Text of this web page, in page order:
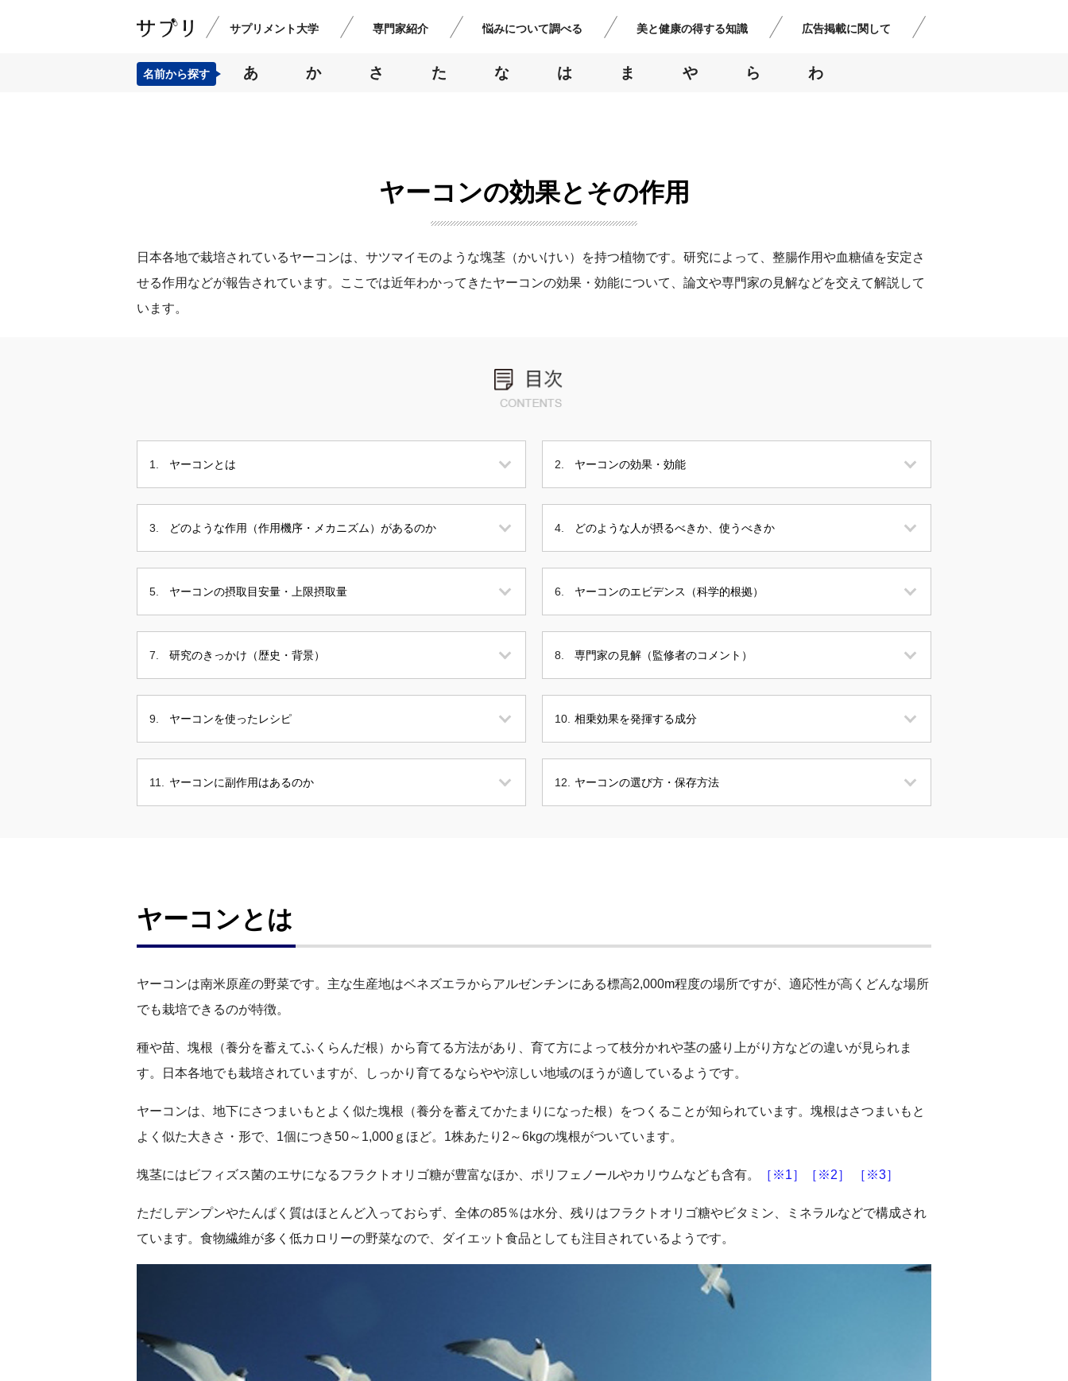
サプリメント大学 専門家紹介 悩みについて調べる 美と健康の得する知識 広告掲載に関して
名前から探す あ か さ た な は ま や ら わ
ヤーコンの効果とその作用
日本各地で栽培されているヤーコンは、サツマイモのような塊茎（かいけい）を持つ植物です。研究によって、整腸作用や血糖値を安定さ
せる作用などが報告されています。ここでは近年わかってきたヤーコンの効果・効能について、論文や専門家の見解などを交えて解説して
います。
ヤーコンとは ヤーコンの効果・効能
どのような作用（作用機序・メカニズム）があるのか どのような人が摂るべきか、使うべきか
ヤーコンの摂取目安量・上限摂取量 ヤーコンのエビデンス（科学的根拠）
研究のきっかけ（歴史・背景） 専門家の見解（監修者のコメント）
ヤーコンを使ったレシピ 相乗効果を発揮する成分
ヤーコンに副作用はあるのか ヤーコンの選び方・保存方法
ヤーコンとは
ヤーコンは南米原産の野菜です。主な生産地はベネズエラからアルゼンチンにある標高2,000m程度の場所ですが、適応性が高くどんな場所
でも栽培できるのが特徴。
種や苗、塊根（養分を蓄えてふくらんだ根）から育てる方法があり、育て方によって枝分かれや茎の盛り上がり方などの違いが見られま
す。日本各地でも栽培されていますが、しっかり育てるならやや涼しい地域のほうが適しているようです。
ヤーコンは、地下にさつまいもとよく似た塊根（養分を蓄えてかたまりになった根）をつくることが知られています。塊根はさつまいもと
よく似た大きさ・形で、1個につき50～1,000ｇほど。1株あたり2～6kgの塊根がついています。
塊茎にはビフィズス菌のエサになるフラクトオリゴ糖が豊富なほか、ポリフェノールやカリウムなども含有。 ［※1］ ［※2］ ［※3］
ただしデンプンやたんぱく質はほとんど入っておらず、全体の85％は水分、残りはフラクトオリゴ糖やビタミン、ミネラルなどで構成され
ています。食物繊維が多く低カロリーの野菜なので、ダイエット食品としても注目されているようです。